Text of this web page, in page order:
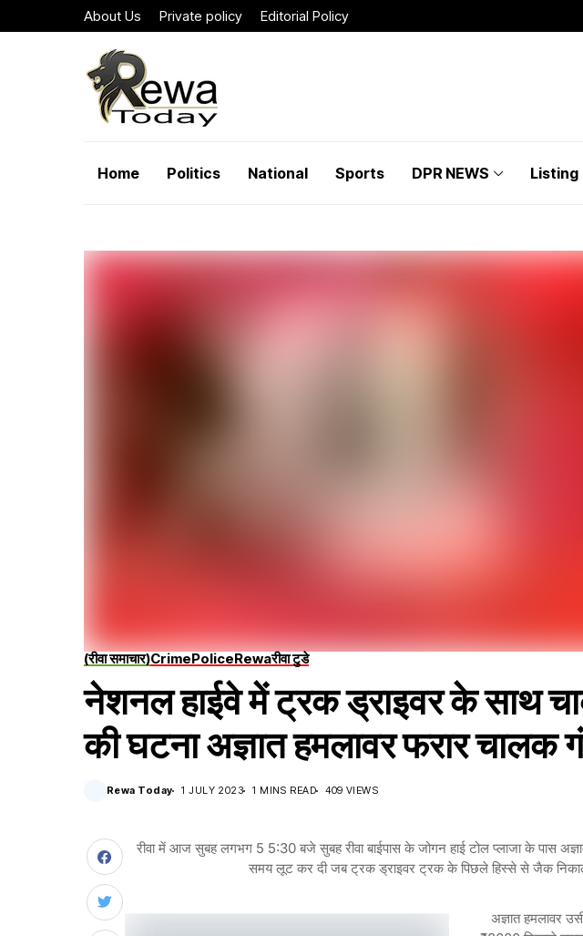
About Us Private policy Editorial Policy
Home Politics National Sports DPR NEWS Listing
(रीवा समाचार)CrimePoliceRewaरीवा टुडे
नेशनल हाईवे में ट्रक ड्राइवर के साथ
की घटना अज्ञात हमलावर फरार चालक
Rewa Today 1 JULY 2023 1 MINS READ 409 VIEWS
रीवा में आज सुबह लगभग 5 5:30 बजे सुबह रीवा बाईपास के जोगन हाई टोल प्लाजा के पास
समय लूट कर दी जब ट्रक ड्राइवर ट्रक के पिछले हिस्से से जैक
अज्ञात हमलावर